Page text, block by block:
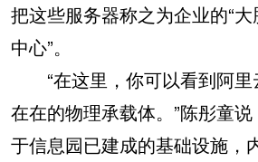
把这些服务器称之为企业的“大
中心”。
“在这里，你可以看到阿里
在在的物理承载体。”陈彤童
于信息园已建成的基础设施，